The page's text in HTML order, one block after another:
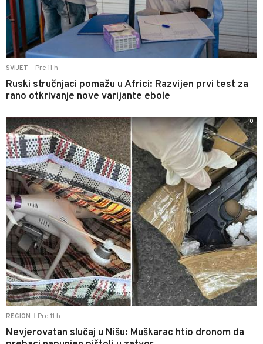
SVIJET Pre 11 h
Ruski stručnjaci pomažu u Africi: Razvijen prvi test za
rano otkrivanje nove varijante ebole
REGION Pre 11 h
Nevjerovatan slučaj u Nišu: Muškarac htio dronom da
0